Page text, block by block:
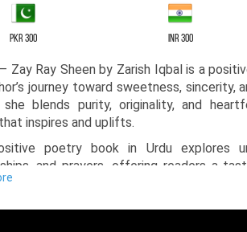
PKR 300 INR 300
journey toward sweetness, sincerity,
she blends purity, originality, and
inspires and uplifts.
poetry book in Urdu explores
and prayers, offering readers a
is crafted to encourage reflection,
poetry book, it guides